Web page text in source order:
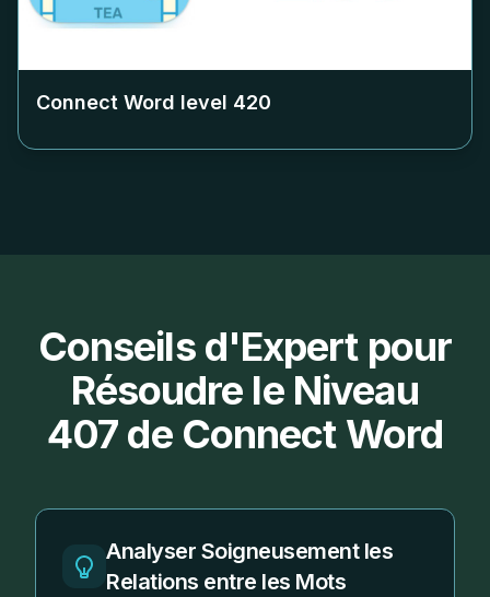
Connect Word level 420
Conseils d'Expert pour
Résoudre le Niveau
407 de Connect Word
Analyser Soigneusement les
Relations entre les Mots